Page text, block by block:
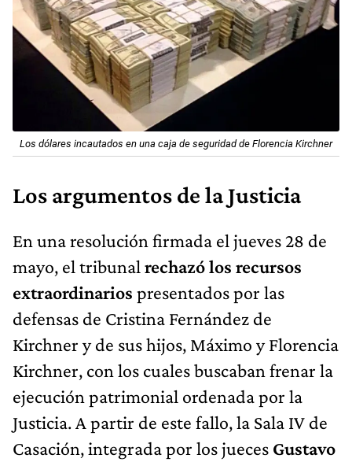
Los dólares incautados en una caja de seguridad de Florencia Kirchner
Los argumentos de la Justicia
En una resolución firmada el jueves 28 de
mayo, el tribunal rechazó los recursos
extraordinarios presentados por las
defensas de Cristina Fernández de
Kirchner y de sus hijos, Máximo y Florencia
Kirchner, con los cuales buscaban frenar la
ejecución patrimonial ordenada por la
Justicia. A partir de este fallo, la Sala IV de
Casación, integrada por los jueces Gustavo